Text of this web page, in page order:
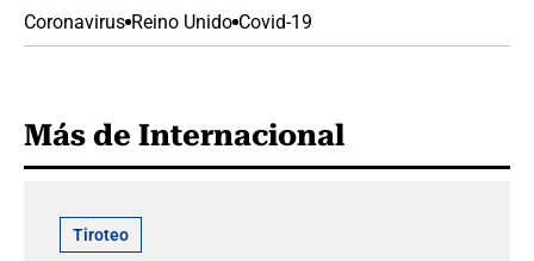
Coronavirus Reino Unido Covid-19
Más de Internacional
Tiroteo